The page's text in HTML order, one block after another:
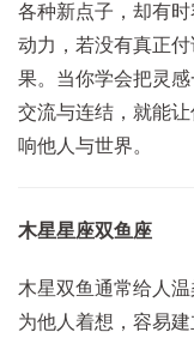
各种新点子，却有
动力，若没有真正
果。当你学会把灵
交流与连结，就能
响他人与世界。
木星星座双鱼座
木星双鱼通常给人
为他人着想，容易